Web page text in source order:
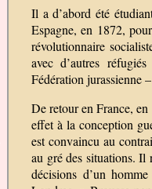
Il a d’abord été
Espagne, en 1872,
révolutionnaire
avec d’autres
Fédération jurassienne
De retour en France,
effet à la conception
est convaincu au
au gré des situations. Il
décisions d’un